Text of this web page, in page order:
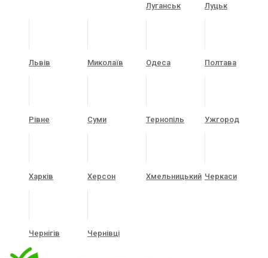
Луганськ Луцьк
Львів Миколаїв Одеса Полтава
Рівне Суми Тернопіль Ужгород
Харків Херсон Хмельницький Черкаси
Чернігів Чернівці